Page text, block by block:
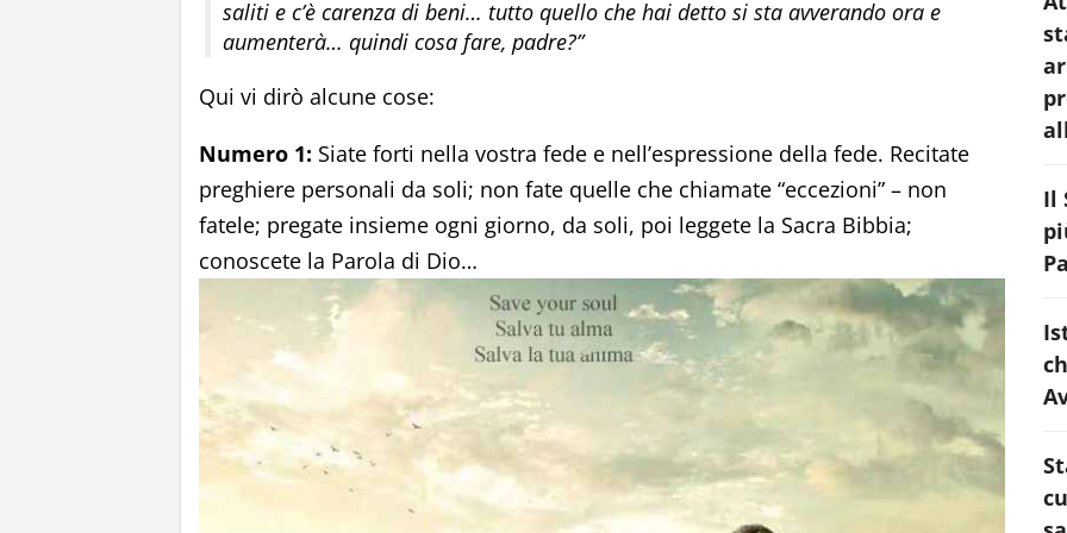
saliti e c’è carenza di beni… tutto quello che hai detto si sta avverando ora e
aumenterà… quindi cosa fare, padre?”
Qui vi dirò alcune cose:
Numero 1: Siate forti nella vostra fede e nell’espressione della fede. Recitate
preghiere personali da soli; non fate quelle che chiamate “eccezioni” – non
fatele; pregate insieme ogni giorno, da soli, poi leggete la Sacra Bibbia;
conoscete la Parola di Dio…
Il